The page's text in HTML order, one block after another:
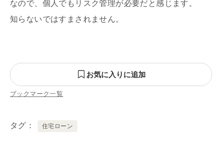
なので、個人でもリスク管理が必要だと感じます。
知らないではすまされません。
お気に入りに追加
ブックマーク一覧
タグ 住宅ローン